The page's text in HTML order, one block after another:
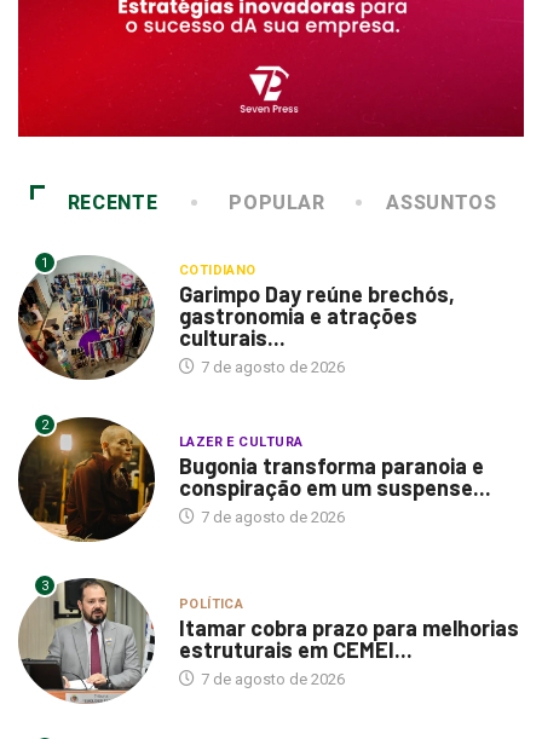
RECENTE POPULAR ASSUNTOS
1 COTIDIANO
Garimpo Day reúne brechós,
gastronomia e atrações
culturais...
7 de agosto de 2026
2
LAZER E CULTURA
Bugonia transforma paranoia e
conspiração em um suspense...
7 de agosto de 2026
3
POLÍTICA
Itamar cobra prazo para melhorias
estruturais em CEMEI...
7 de agosto de 2026